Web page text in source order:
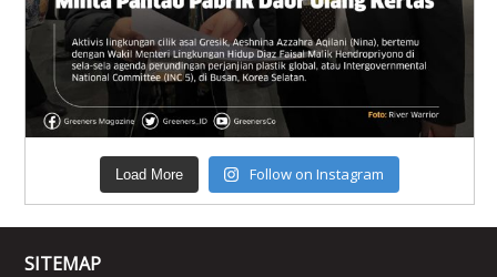
Load More Follow on Instagram
SITEMAP